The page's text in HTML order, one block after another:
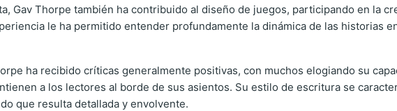
Gav Thorpe también ha contribuido al diseño de juegos, participando en la
le ha permitido entender profundamente la dinámica de las historias
ha recibido críticas generalmente positivas, con muchos elogiando su
a los lectores al borde de sus asientos. Su estilo de escritura se
que resulta detallada y envolvente.